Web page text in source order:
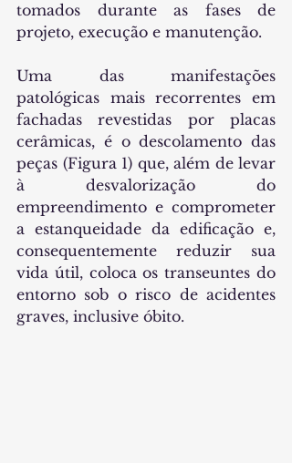
tomados durante as fases de
projeto, execução e manutenção.
Uma das manifestações
patológicas mais recorrentes em
fachadas revestidas por placas
cerâmicas, é o descolamento das
peças (Figura 1) que, além de levar
à desvalorização do
empreendimento e comprometer
a estanqueidade da edificação e,
consequentemente reduzir sua
vida útil, coloca os transeuntes do
entorno sob o risco de acidentes
graves, inclusive óbito.